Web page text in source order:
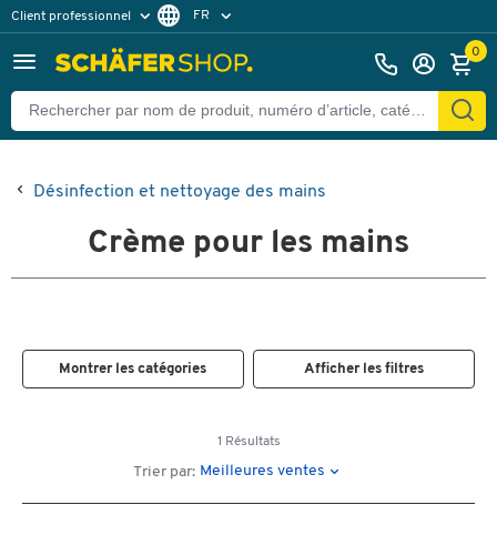
Client professionnel
Client particulier
FR
0
Désinfection et nettoyage des mains
Crème pour les mains
Montrer les catégories Afficher les filtres
1 Résultats
Trier par: Meilleures ventes